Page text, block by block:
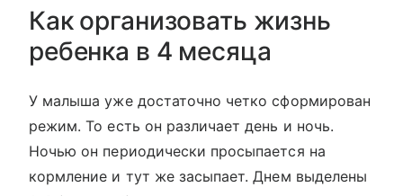
Как организовать жизнь
ребенка в 4 месяца
У малыша уже достаточно четко сформирован
режим. То есть он различает день и ночь.
Ночью он периодически просыпается на
кормление и тут же засыпает. Днем выделены